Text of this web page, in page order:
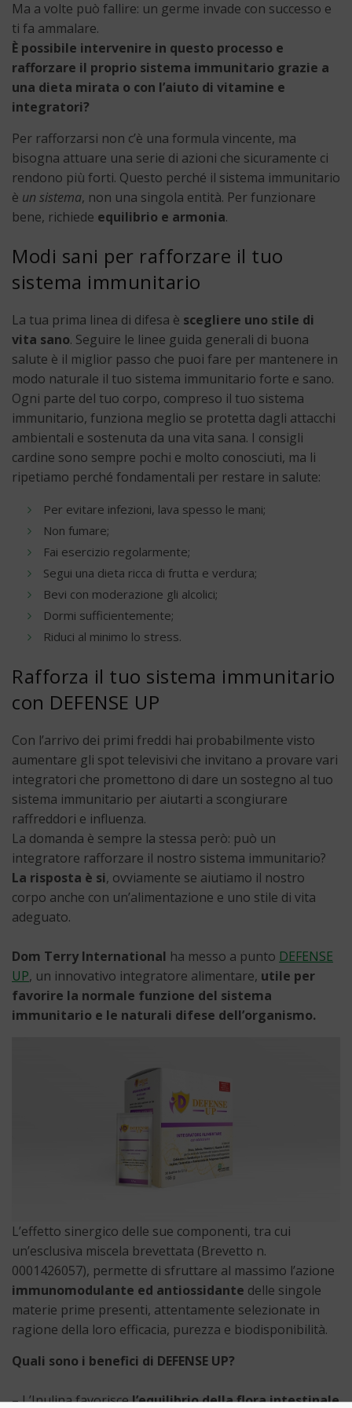
Ma a volte può fallire: un germe invade con successo e
ti fa ammalare.
È possibile intervenire in questo processo e
rafforzare il proprio sistema immunitario grazie a
una dieta mirata o con l’aiuto di vitamine e
integratori?
Per rafforzarsi non c’è una formula vincente, ma
bisogna attuare una serie di azioni che sicuramente ci
rendono più forti. Questo perché il sistema immunitario
è un sistema, non una singola entità. Per funzionare
bene, richiede equilibrio e armonia.
Modi sani per rafforzare il tuo
sistema immunitario
La tua prima linea di difesa è scegliere uno stile di
vita sano. Seguire le linee guida generali di buona
salute è il miglior passo che puoi fare per mantenere in
modo naturale il tuo sistema immunitario forte e sano.
Ogni parte del tuo corpo, compreso il tuo sistema
immunitario, funziona meglio se protetta dagli attacchi
ambientali e sostenuta da una vita sana. I consigli
cardine sono sempre pochi e molto conosciuti, ma li
ripetiamo perché fondamentali per restare in salute:
Per evitare infezioni, lava spesso le mani;
Non fumare;
Fai esercizio regolarmente;
Segui una dieta ricca di frutta e verdura;
Bevi con moderazione gli alcolici;
Dormi sufficientemente;
Riduci al minimo lo stress.
Rafforza il tuo sistema immunitario
con DEFENSE UP
Con l’arrivo dei primi freddi hai probabilmente visto
aumentare gli spot televisivi che invitano a provare vari
integratori che promettono di dare un sostegno al tuo
sistema immunitario per aiutarti a scongiurare
raffreddori e influenza.
La domanda è sempre la stessa però: può un
integratore rafforzare il nostro sistema immunitario?
La risposta è si, ovviamente se aiutiamo il nostro
corpo anche con un’alimentazione e uno stile di vita
adeguato.
Dom Terry International ha messo a punto DEFENSE
UP, un innovativo integratore alimentare, utile per
favorire la normale funzione del sistema
immunitario e le naturali difese dell’organismo.
L’effetto sinergico delle sue componenti, tra cui
un’esclusiva miscela brevettata (Brevetto n.
0001426057), permette di sfruttare al massimo l’azione
immunomodulante ed antiossidante delle singole
materie prime presenti, attentamente selezionate in
ragione della loro efficacia, purezza e biodisponibilità.
Quali sono i benefici di DEFENSE UP?
– L’Inulina favoriscel’equilibrio della flora intestinale